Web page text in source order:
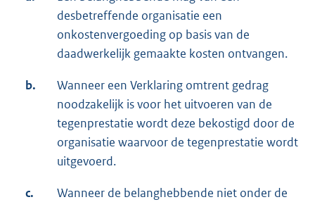
desbetreffende organisatie een
onkostenvergoeding op basis van de
daadwerkelijk gemaakte kosten ontvangen.
b.
Wanneer een Verklaring omtrent gedrag
noodzakelijk is voor het uitvoeren van de
tegenprestatie wordt deze bekostigd door de
organisatie waarvoor de tegenprestatie wordt
uitgevoerd.
c.
Wanneer de belanghebbende niet onder de